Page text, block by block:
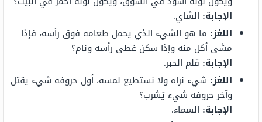
الإجابة: الشاي.
اللغز: ما هو الشيء الذي يحمل طعامه فوق رأسه، فإذا
مشى أكل منه وإذا سكن غطى رأسه ونام؟
الإجابة: قلم الحبر.
اللغز: شيء نراه ولا نستطيع لمسه، أول حروفه شيء يقتل
وآخر حروفه شيء يُشرب؟
الإجابة: السماء.